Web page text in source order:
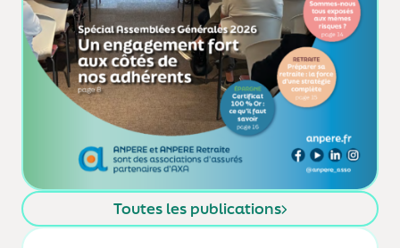
Toutes les publications